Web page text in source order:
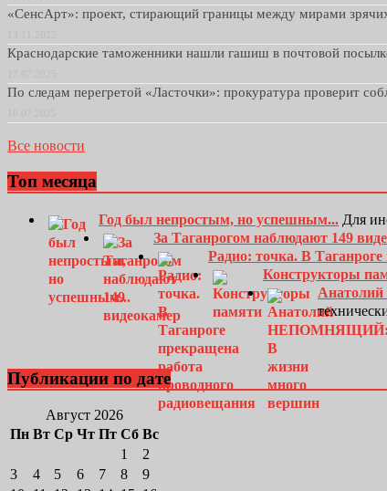
«СенсАрт»: проект, стирающий границы между мирами
Краснодарские таможенники нашли гашиш в почтовой
По следам перегретой «Ласточки»: прокуратура проверит
Все новости
Топ месяца
Год был непростым, но успешным... Для
За Таганрогом наблюдают 149
Радио: точка. В
Конструкторы
Публикации по дате
Август 2026
Пн Вт Ср Чт Пт Сб Вс
1
2
3
4 5 6 7 8
9